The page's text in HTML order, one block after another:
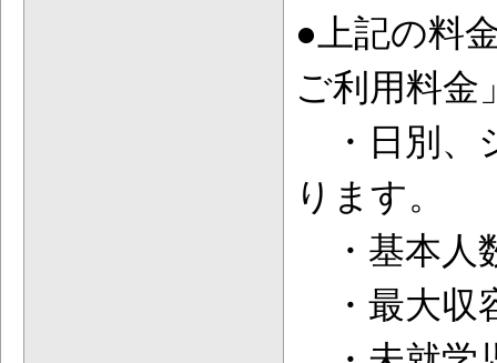
●上記の料
ご利用料金
・日別、
ります。
・基本人
・最大収